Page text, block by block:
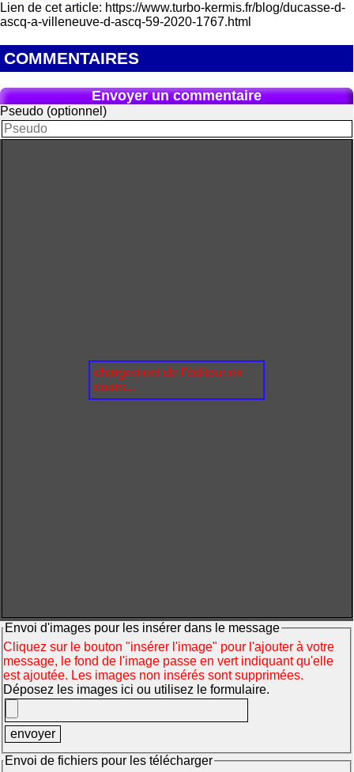
Lien de cet article: https://www.turbo-kermis.fr/blog/ducasse-d-
ascq-a-villeneuve-d-ascq-59-2020-1767.html
COMMENTAIRES
Envoyer un commentaire
Pseudo (optionnel)
chargement de l'éditeur en
cours...
Envoi d'images pour les insérer dans le message
Cliquez sur le bouton "insérer l'image" pour l'ajouter à votre
message, le fond de l'image passe en vert indiquant qu'elle
est ajoutée. Les images non insérés sont supprimées.
Déposez les images ici ou utilisez le formulaire.
Envoi de fichiers pour les télécharger